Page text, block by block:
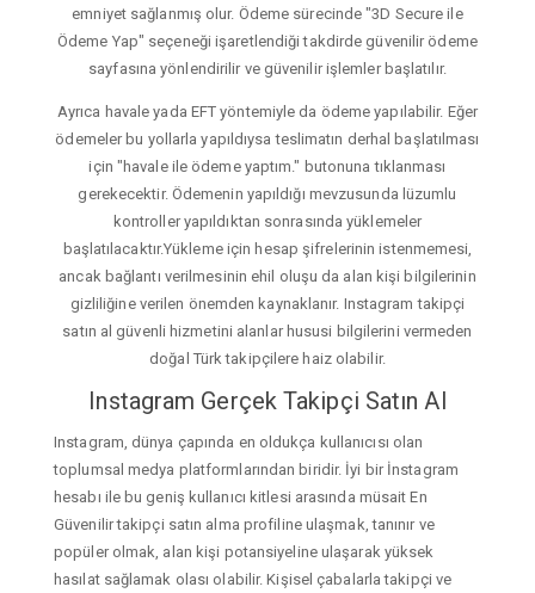
emniyet sağlanmış olur. Ödeme sürecinde "3D Secure ile
Ödeme Yap" seçeneği işaretlendiği takdirde güvenilir ödeme
sayfasına yönlendirilir ve güvenilir işlemler başlatılır.
Ayrıca havale yada EFT yöntemiyle da ödeme yapılabilir. Eğer
ödemeler bu yollarla yapıldıysa teslimatın derhal başlatılması
için "havale ile ödeme yaptım." butonuna tıklanması
gerekecektir. Ödemenin yapıldığı mevzusunda lüzumlu
kontroller yapıldıktan sonrasında yüklemeler
başlatılacaktır.Yükleme için hesap şifrelerinin istenmemesi,
ancak bağlantı verilmesinin ehil oluşu da alan kişi bilgilerinin
gizliliğine verilen önemden kaynaklanır. Instagram takipçi
satın al güvenli hizmetini alanlar hususi bilgilerini vermeden
doğal Türk takipçilere haiz olabilir.
Instagram Gerçek Takipçi Satın Al
Instagram, dünya çapında en oldukça kullanıcısı olan
toplumsal medya platformlarından biridir. İyi bir İnstagram
hesabı ile bu geniş kullanıcı kitlesi arasında müsait En
Güvenilir takipçi satın alma profiline ulaşmak, tanınır ve
popüler olmak, alan kişi potansiyeline ulaşarak yüksek
hasılat sağlamak olası olabilir. Kişisel çabalarla takipçi ve